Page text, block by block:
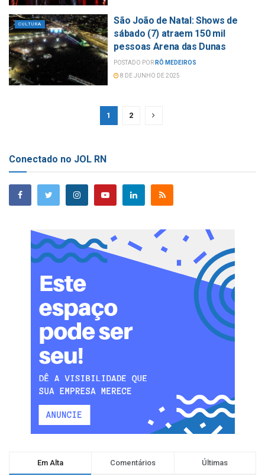
CULTURA
São João de Natal: Shows de
sábado (7) atraem 150 mil
pessoas Arena das Dunas
POSTADO POR RÔ MEDEIROS
8 DE JUNHO DE 2025
1 2
Conectado no JOL RN
Em Alta Comentários Últimas